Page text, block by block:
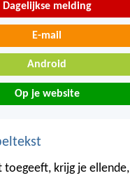
Dagelijkse melding
E-mail
Android
Op je website
toegeeft, krijg je ellende,